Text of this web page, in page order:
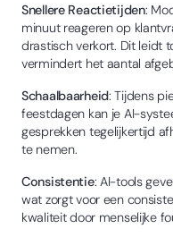
Snellere Reactietijden:
minuut reageren op
drastisch verkort. Dit leidt
vermindert het aantal
Schaalbaarheid: Tijdens
feestdagen kan je AI-
gesprekken tegelijkertijd
te nemen.
Consistentie: AI-tools
wat zorgt voor een
kwaliteit door menselijke